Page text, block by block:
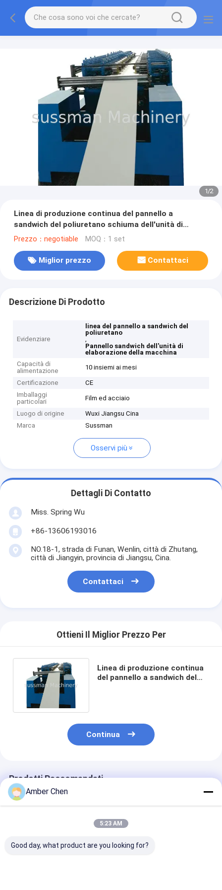
1/2
Linea di produzione continua del pannello a
sandwich del poliuretano schiuma dell'unità di
elaborazione di 18mm
Prezzo：negotiable MOQ：1 set
Miglior prezzo Contattaci
Descrizione Di Prodotto
Evidenziare
linea del pannello a sandwich del
poliuretano
,
Pannello sandwich dell'unità di
elaborazione della macchina
Capacità di
alimentazione
10 insiemi ai mesi
Certificazione
CE
Imballaggi
particolari
Film ed acciaio
Luogo di origine
Wuxi Jiangsu Cina
Marca
Sussman
Osservi più
Dettagli Di Contatto
Miss. Spring Wu
+86-13606193016
NO.18-1, strada di Funan, Wenlin, città di Zhutang,
città di Jiangyin, provincia di Jiangsu, Cina.
Contattaci
Ottieni Il Miglior Prezzo Per
Linea di produzione continua
del pannello a sandwich del
Continua
Prodotti Raccomandati
Amber Chen
5:23 AM
Good day, what product are you looking for?